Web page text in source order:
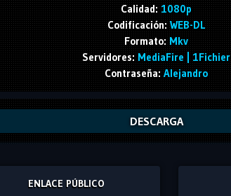
Calidad:1080p
Codificación:WEB-DL
Formato:Mkv
Servidores:MediaFire | 1Fichier
Contraseña:Alejandro
DESCARGA
ENLACE PÚBLICO